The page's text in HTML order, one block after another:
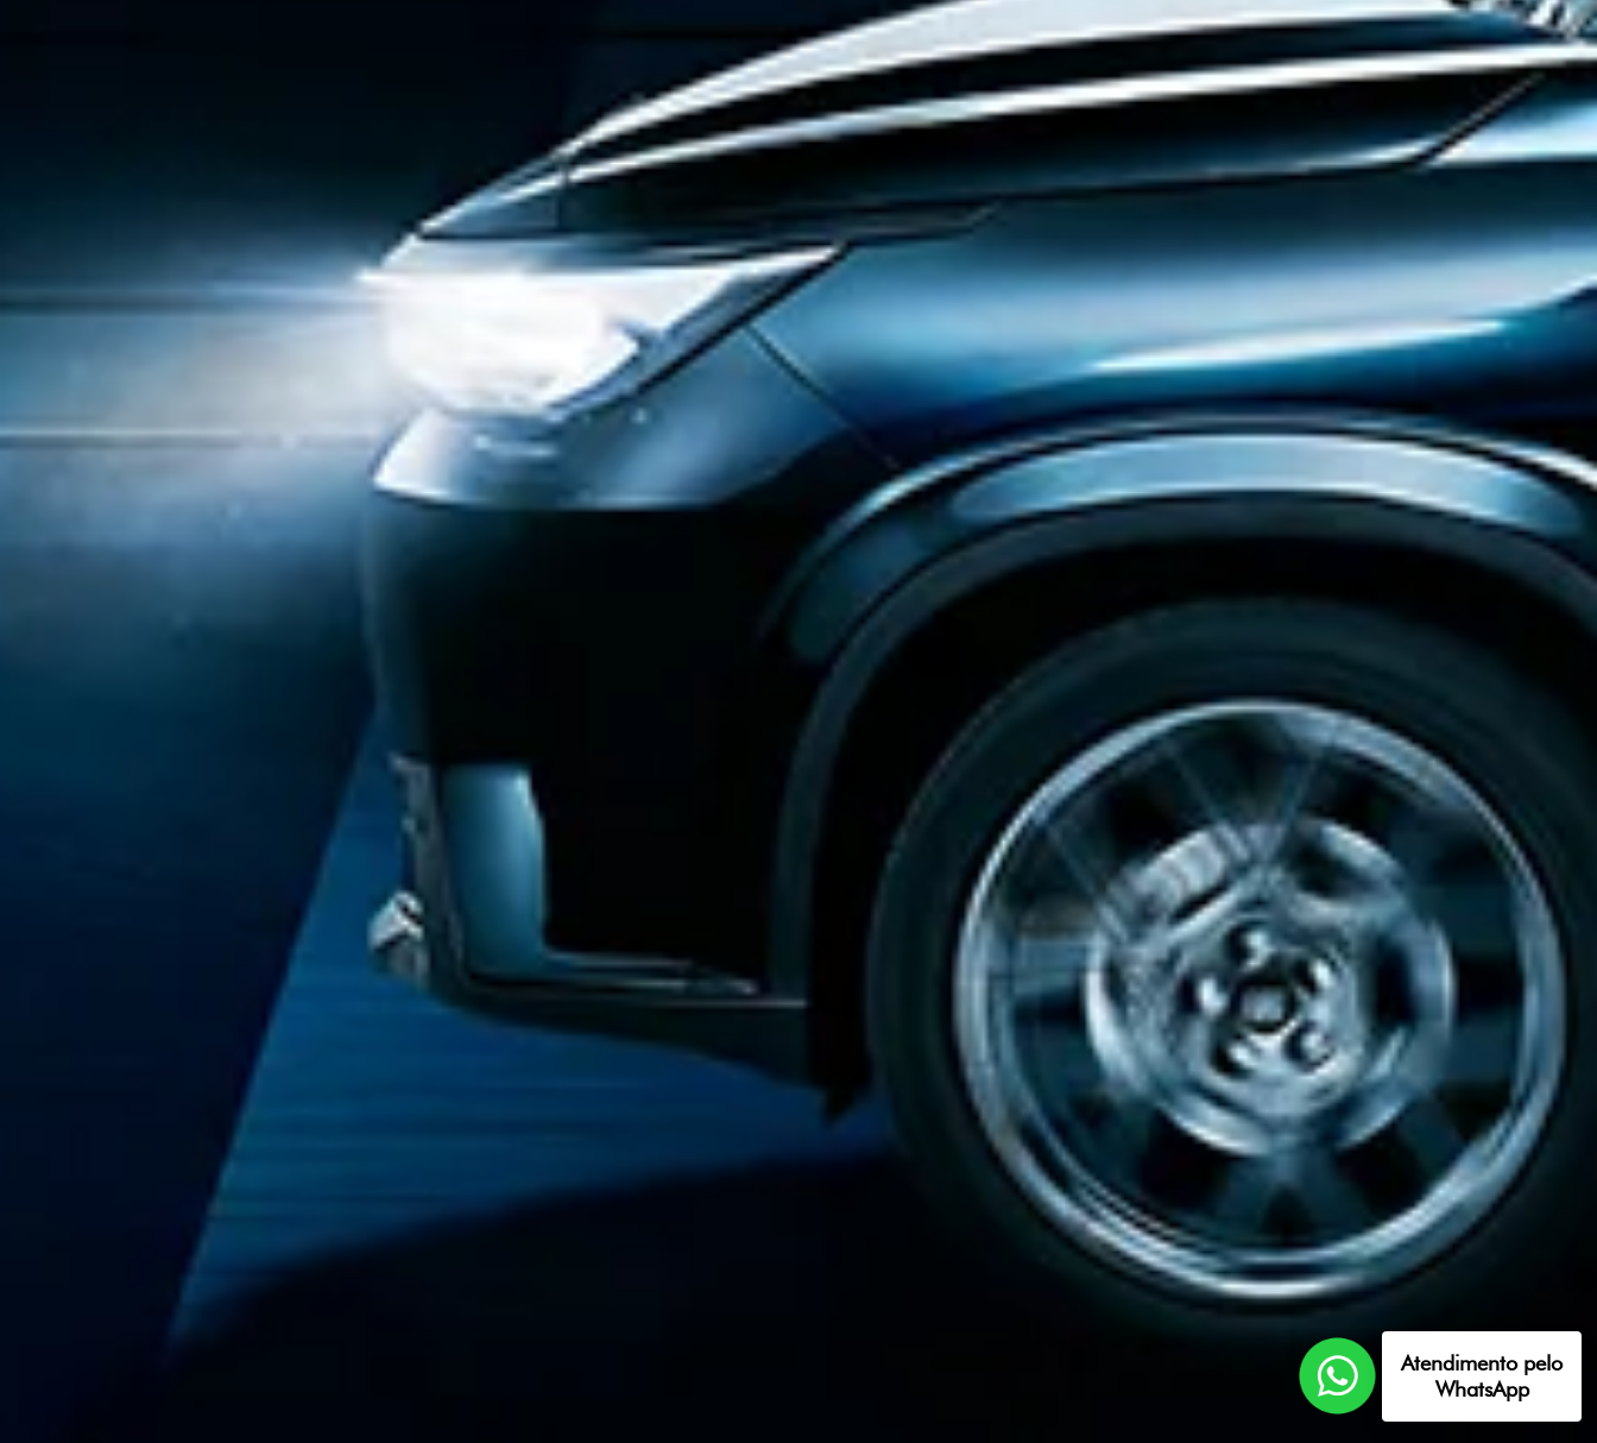
Atendimento pelo
WhatsApp